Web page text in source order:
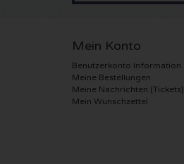
Mein Konto
Benutzerkonto Information
Meine Bestellungen
Meine Nachrichten (Tickets)
Mein Wunschzettel